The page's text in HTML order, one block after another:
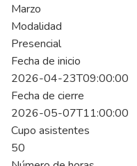
Marzo
Modalidad
Presencial
Fecha de inicio
2026-04-23T09:00:00
Fecha de cierre
2026-05-07T11:00:00
Cupo asistentes
50